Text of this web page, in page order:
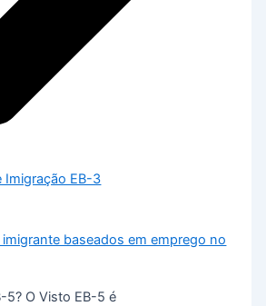
Imigração EB-3
baseados em emprego no
5? O Visto EB-5 é